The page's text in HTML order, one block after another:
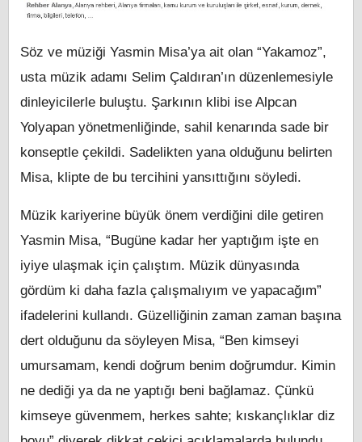
Söz ve müziği Yasmin Misa’ya ait olan “Yakamoz”,
usta müzik adamı Selim Çaldıran’ın düzenlemesiyle
dinleyicilerle buluştu. Şarkının klibi ise Alpcan
Yolyapan yönetmenliğinde, sahil kenarında sade bir
konseptle çekildi. Sadelikten yana olduğunu belirten
Misa, klipte de bu tercihini yansıttığını söyledi.
Müzik kariyerine büyük önem verdiğini dile getiren
Yasmin Misa, “Bugüne kadar her yaptığım işte en
iyiye ulaşmak için çalıştım. Müzik dünyasında
gördüm ki daha fazla çalışmalıyım ve yapacağım”
ifadelerini kullandı. Güzelliğinin zaman zaman başına
dert olduğunu da söyleyen Misa, “Ben kimseyi
umursamam, kendi doğrum benim doğrumdur. Kimin
ne dediği ya da ne yaptığı beni bağlamaz. Çünkü
kimseye güvenmem, herkes sahte; kıskançlıklar diz